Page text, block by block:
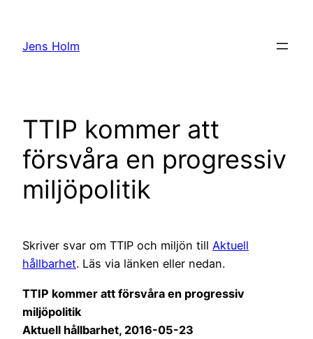
innehåll
Jens Holm
TTIP kommer att
försvåra en progressiv
miljöpolitik
Skriver svar om TTIP och miljön till Aktuell
hållbarhet. Läs via länken eller nedan.
TTIP kommer att försvåra en progressiv
miljöpolitik
Aktuell hållbarhet, 2016-05-23